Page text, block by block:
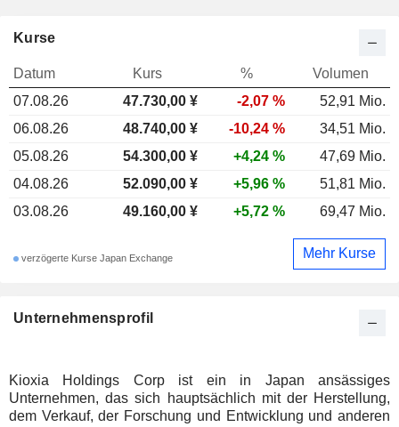
Unternehmensprofil
Kioxia Holdings Corp ist ein in Japan ansässiges
Unternehmen, das sich hauptsächlich mit der Herstellung,
dem Verkauf, der Forschung und Entwicklung und anderen
Kurse
Datum Kurs %
Volumen
07.08.26
47.730,00 ¥ -2,07 %
52,91 Mio.
06.08.26
48.740,00 ¥ -10,24 %
34,51 Mio.
05.08.26
54.300,00 ¥ +4,24 %
47,69 Mio.
04.08.26
52.090,00 ¥ +5,96 %
51,81 Mio.
03.08.26
49.160,00 ¥ +5,72 % 69,47 Mio.
verzögerte Kurse Japan Exchange Mehr Kurse